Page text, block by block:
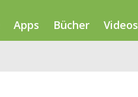
Apps Bücher Videos